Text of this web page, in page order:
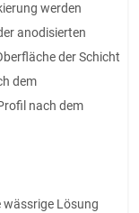
werden
anodisierten
der Schicht
dem
nach dem
wässrige Lösung